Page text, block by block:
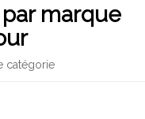
marque
catégorie